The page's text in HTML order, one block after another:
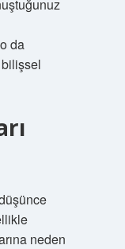
da
bilişsel
neden